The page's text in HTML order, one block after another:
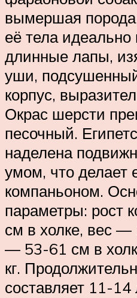
вымершая
её тела идеально
длинные лапы,
уши,
корпус,
Окрас шерсти
песочный.
наделена
умом, что делает
компаньоном.
параметры: рост
см в холке, вес —
— 53-61 см в
кг.
составляет 11-14